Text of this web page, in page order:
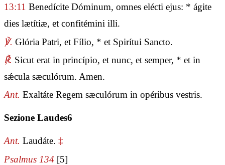
13:11 Benedícite Dóminum, omnes elécti ejus: * ágite
dies lætítiæ, et confitémini illi.
℣. Glória Patri, et Fílio, * et Spirítui Sancto.
℟. Sicut erat in princípio, et nunc, et semper, * et in
sǽcula sæculórum. Amen.
Ant. Exaltáte Regem sæculórum in opéribus vestris.
Sezione Laudes6
Ant. Laudáte. ‡
Psalmus 134 [5]